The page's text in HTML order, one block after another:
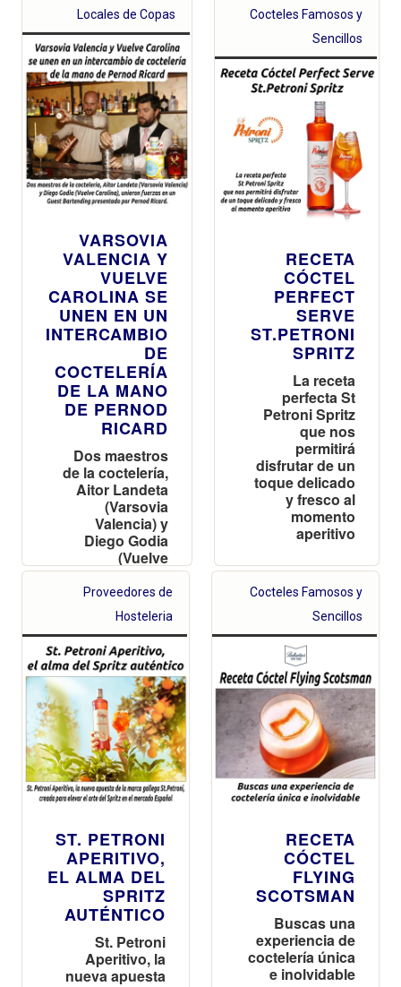
Bartending de
Varsovia
Valencia y
Vuelve Carolina
Locales de Copas
VARSOVIA
VALENCIA Y
VUELVE
CAROLINA SE
UNEN EN UN
INTERCAMBIO
DE
COCTELERÍA
DE LA MANO
DE PERNOD
RICARD
Dos maestros
de la coctelería,
Aitor Landeta
(Varsovia
Valencia) y
Diego Godia
(Vuelve
Carolina),
unieron fuerzas
en un Guest
Bartending
presentado por
Pernod Ricard
Cocteles Famosos y
Sencillos
RECETA
CÓCTEL
PERFECT
SERVE
ST.PETRONI
SPRITZ
La receta
perfecta St
Petroni Spritz
que nos
permitirá
disfrutar de un
toque delicado
y fresco al
momento
aperitivo
Proveedores de
Hosteleria
ST. PETRONI
APERITIVO,
EL ALMA DEL
SPRITZ
AUTÉNTICO
St. Petroni
Aperitivo, la
nueva apuesta
Cocteles Famosos y
Sencillos
RECETA
CÓCTEL
FLYING
SCOTSMAN
Buscas una
experiencia de
coctelería única
e inolvidable